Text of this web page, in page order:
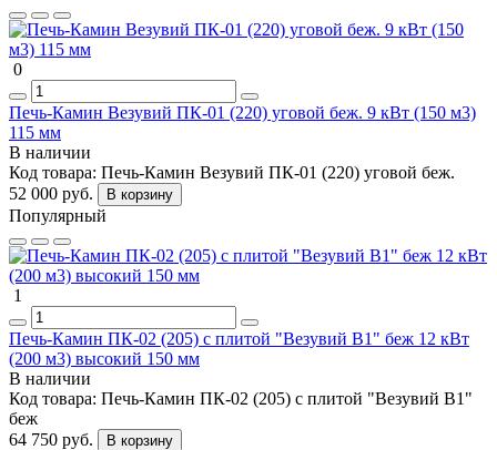
0
Печь-Камин Везувий ПК-01 (220) уговой беж. 9 кВт (150 м3)
115 мм
В наличии
Код товара: Печь-Камин Везувий ПК-01 (220) уговой беж.
52 000 руб.
В корзину
Популярный
1
Печь-Камин ПК-02 (205) с плитой "Везувий В1" беж 12 кВт
(200 м3) высокий 150 мм
В наличии
Код товара: Печь-Камин ПК-02 (205) с плитой "Везувий В1"
беж
64 750 руб.
В корзину